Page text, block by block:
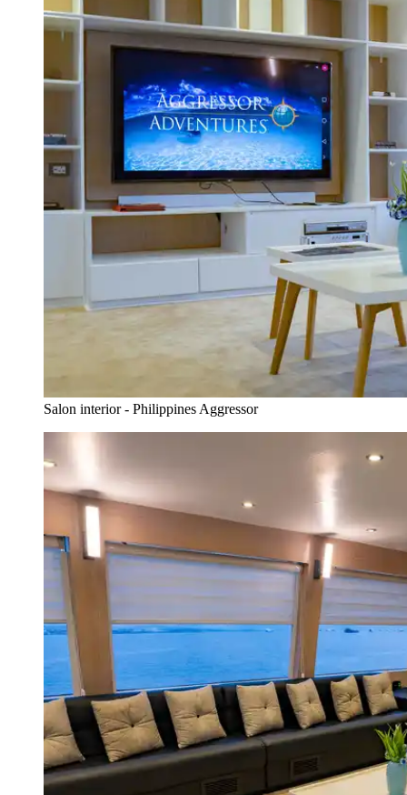
Salon interior - Philippines Aggressor